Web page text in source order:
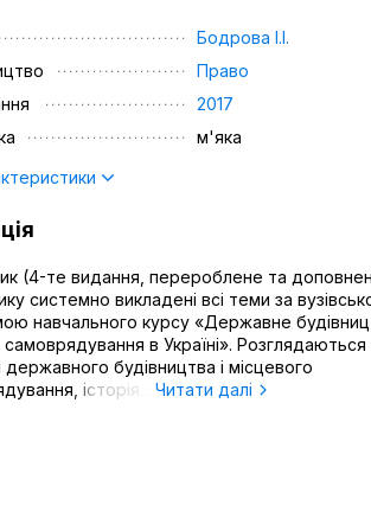
Бодрова І.І.
Право
2017
м'яка
(4-те видання, перероблене та
системно викладені всі теми за
навчального курсу «Державне
в Україні». Розглядаються
будівництва і місцевого
історія... Читати далі